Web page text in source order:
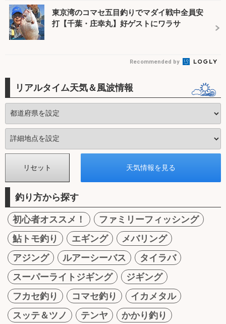
東京湾のコマセ五目釣りでマダイ戦中全員安
打【千葉・庄幸丸】好ゲストにワラサ
Recommended by
リアルタイム天気＆風波情報
釣り方から探す
初心者オススメ！
ファミリーフィッシング
鮎トモ釣り
エギング
メバリング
アジング
ルアーシーバス
タイラバ
スーパーライトジギング
ジギング
フカセ釣り
コマセ釣り
イカメタル
スッテ＆ツノ
テンヤ
かかり釣り